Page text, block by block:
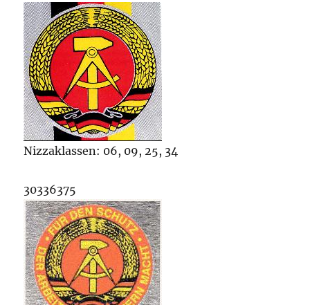
Nizzaklassen: 06, 09, 25, 34
30336375